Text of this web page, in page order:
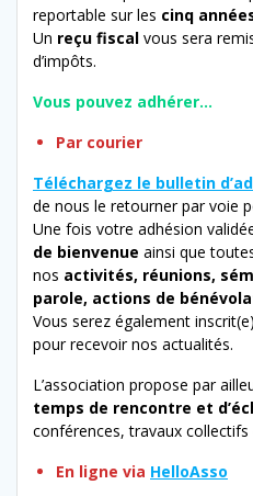
reportable sur les cinq
Un reçu fiscal vous sera
d’impôts.
Vous pouvez adhérer…
Par courier
Téléchargez le bulletin
de nous le retourner par voie
Une fois votre adhésion
de bienvenue ainsi que
nos activités, réunions,
parole, actions de
Vous serez également
pour recevoir nos actualités.
L’association propose par
temps de rencontre et
conférences, travaux
En ligne via HelloAsso